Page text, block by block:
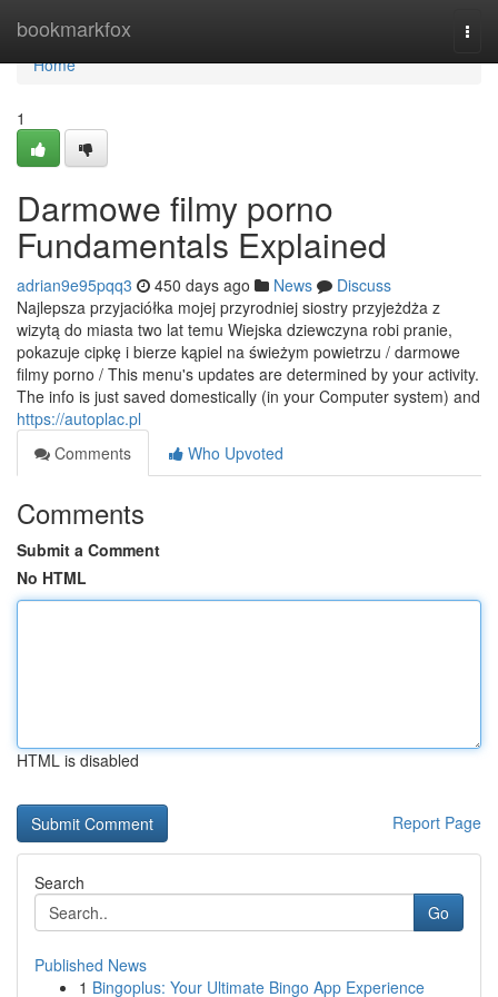
bookmarkfox
Home
Home
1
Darmowe filmy porno
Fundamentals Explained
adrian9e95pqq3 450 days ago News
Discuss
Najlepsza przyjaciółka mojej przyrodniej siostry przyjeżdża z
wizytą do miasta two lat temu Wiejska dziewczyna robi pranie,
pokazuje cipkę i bierze kąpiel na świeżym powietrzu / darmowe
filmy porno / This menu's updates are determined by your activity.
The info is just saved domestically (in your Computer system) and
https://autoplac.pl
Comments
Who Upvoted
Comments
Submit a Comment
No HTML
HTML is disabled
Report Page
Search
Go
Published News
1 Bingoplus: Your Ultimate Bingo App Experience